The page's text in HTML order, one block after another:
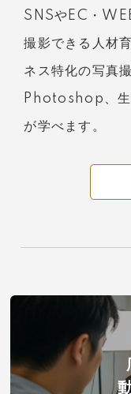
SNSやEC・
撮影できる人材
ネス特化の写真
Photoshop、生
が学べます。